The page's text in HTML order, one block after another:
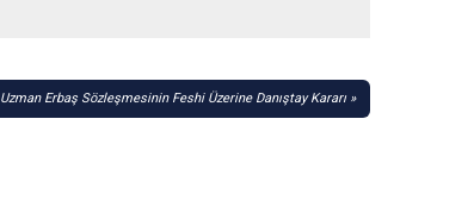
Uzman Erbaş Sözleşmesinin Feshi Üzerine Danıştay Kararı